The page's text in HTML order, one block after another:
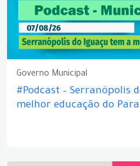
Governo Municipal
#Podcast – Serranópolis
melhor educação do